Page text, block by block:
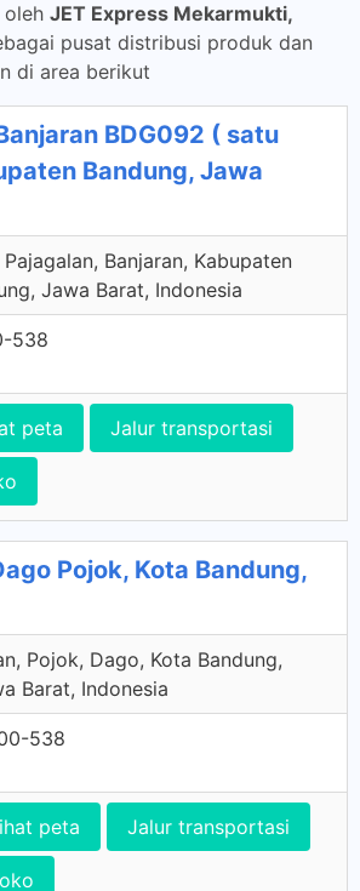
oleh JET Express Mekarmukti,
pusat distribusi produk dan
di area berikut
BDG092 ( satu
Bandung, Jawa
Banjaran, Kabupaten
Jawa Barat, Indonesia
538
peta Jalur transportasi
Pojok, Kota Bandung,
Pojok, Dago, Kota Bandung,
Barat, Indonesia
538
peta Jalur transportasi